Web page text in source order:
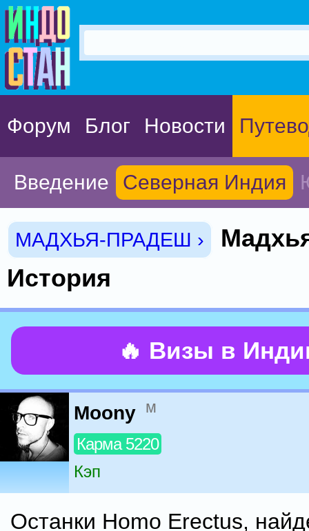
Форум Блог Новости
Введение Северная Индия
МАДХЬЯ-ПРАДЕШ ›
История
🔥 Визы в
Moony м
Карма 5220
Кэп
Останки Homo Erectus,